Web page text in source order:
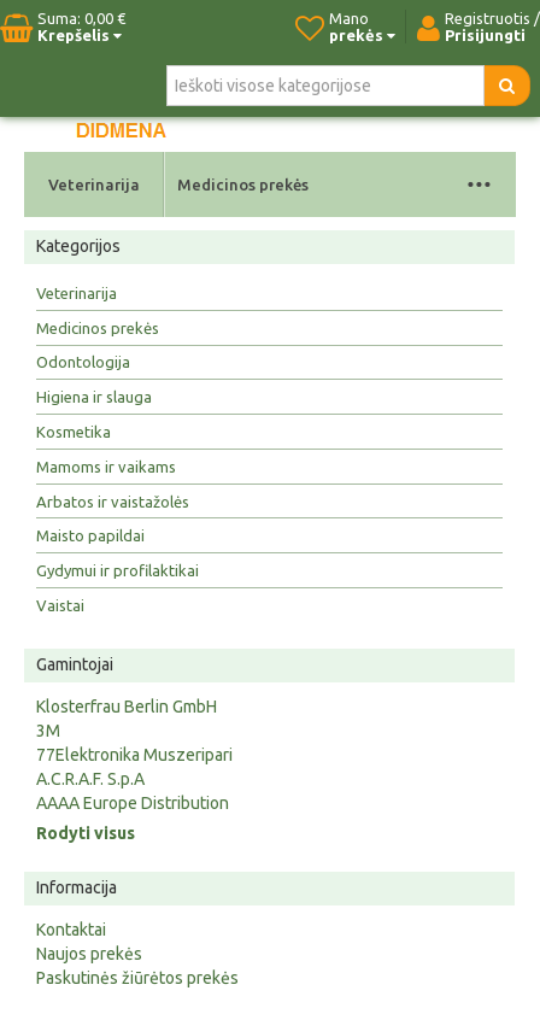
Suma: 0,00 €
Krepšelis
Registruotis /
Prisijungti
Mano
prekės
Pradžia Naujos prekės Kontaktai
Veterinarija Medicinos prekės ...
Kategorijos
Veterinarija
Medicinos prekės
Odontologija
Higiena ir slauga
Kosmetika
Mamoms ir vaikams
Arbatos ir vaistažolės
Maisto papildai
Gydymui ir profilaktikai
Vaistai
Gamintojai
Klosterfrau Berlin GmbH
3M
77Elektronika Muszeripari
A.C.R.A.F. S.p.A
AAAA Europe Distribution
Rodyti visus
Informacija
Kontaktai
Naujos prekės
Paskutinės žiūrėtos prekės